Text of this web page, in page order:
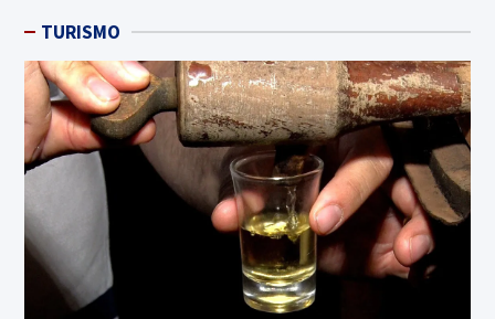
TURISMO